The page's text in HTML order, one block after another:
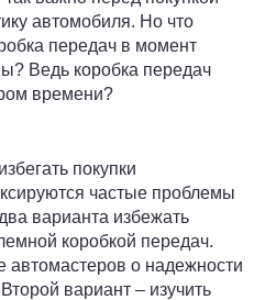
автомобиля. Но что
передач в момент
Ведь коробка передач
времени?
покупки
частые проблемы
варианта избежать
коробкой передач.
автомастеров о надежности
вариант – изучить